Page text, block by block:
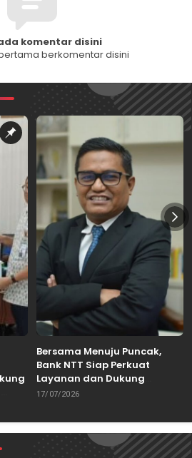
komentar disini
berkomentar disini
Bersama Menuju Puncak,
Bank NTT Siap Perkuat
Layanan dan Dukung
Pertumbuhan Ekonomi NTT
17/07/2026